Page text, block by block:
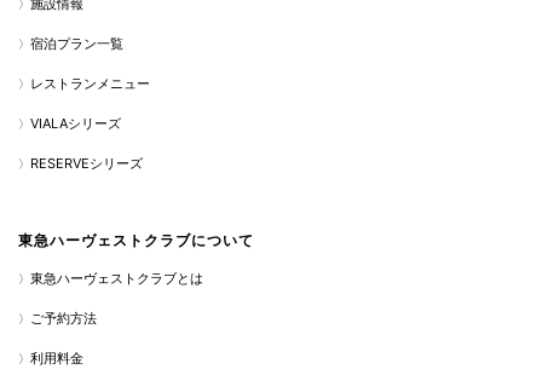
施設情報
宿泊プラン一覧
レストランメニュー
VIALAシリーズ
RESERVEシリーズ
東急ハーヴェストクラブについて
東急ハーヴェストクラブとは
ご予約方法
利用料金